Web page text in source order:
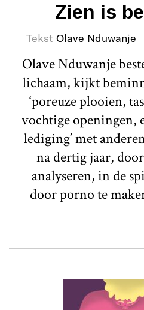
Zien is
Tekst Olave Nduwanje
Olave Nduwanje
lichaam, kijkt
‘poreuze plooien,
vochtige openingen,
lediging’ met
na dertig jaar,
analyseren, in de
door porno te